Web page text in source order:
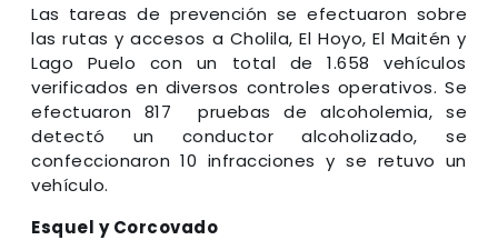
Las tareas de prevención se efectuaron sobre
las rutas y accesos a Cholila, El Hoyo, El Maitén y
Lago Puelo con un total de 1.658 vehículos
verificados en diversos controles operativos. Se
efectuaron 817 pruebas de alcoholemia, se
detectó un conductor alcoholizado, se
confeccionaron 10 infracciones y se retuvo un
vehículo.
Esquel y Corcovado